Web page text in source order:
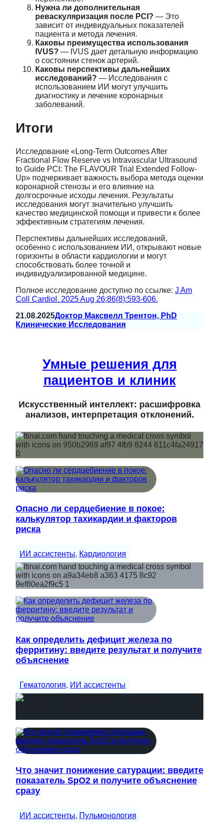
Нужна ли дополнительная
реваскуляризация после PCI? — Это
зависит от индивидуальных показателей
пациента и метода лечения.
Каковы преимущества использования
IVUS? — IVUS дает детальную информацию
о состоянии стенок артерий.
Каковы перспективы дальнейших
исследований? — Исследования с
использованием ИИ могут улучшить
диагностику и лечение коронарных
заболеваний.
Итоги
Исследование «Long-Term Outcomes After
Fractional Flow Reserve vs Intravascular Ultrasound
to Guide PCI: The FLAVOUR Trial Extended Follow-
Up» подчеркивает важность выбора метода оценки
коронарной стенозы и его влияние на
долгосрочные исходы лечения. Результаты
исследования могут значительно улучшить
качество медицинской помощи и привести к более
эффективным стратегиям лечения.
Перспективы дальнейших исследований,
особенно с использованием ИИ, открывают новые
горизонты в области кардиологии и могут
способствовать более точной и
индивидуализированной медицине.
Полное исследование доступно по ссылке: J Am
Coll Cardiol. 2025 Aug 26;86(8):593-606.
21.08.2025Доктор Максвелл Трентон, PhD
Клинические Исследования
Умные решения для
пациентов и клиник
Искусственный интеллект: расшифровка
анализов, интерпретация отклонений.
Опасно ли сердцебиение в покое:
калькулятор тахикардии и факторов
риска
ИИ ассистенты, Кардиология
Как определить дефицит железа по
ферритину: введите результат и получите
объяснение
Гематология, ИИ ассистенты
Что значит понижение сатурации: введите
показатель SpO2 и получите объяснение
сразу
ИИ ассистенты, Пульмонология